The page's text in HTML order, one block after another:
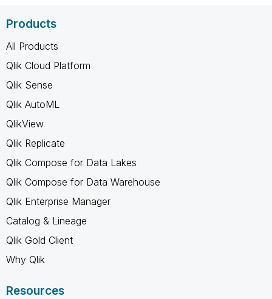
Products
All Products
Qlik Cloud Platform
Qlik Sense
Qlik AutoML
QlikView
Qlik Replicate
Qlik Compose for Data Lakes
Qlik Compose for Data Warehouse
Qlik Enterprise Manager
Catalog & Lineage
Qlik Gold Client
Why Qlik
Resources